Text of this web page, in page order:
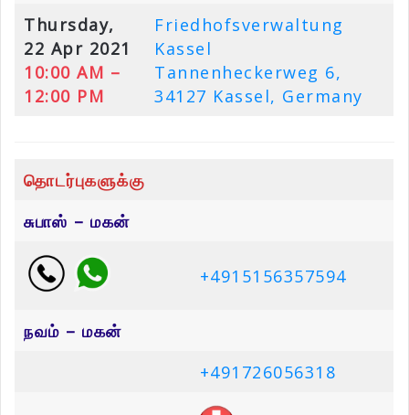
Thursday,
22 Apr 2021
10:00 AM –
12:00 PM
Friedhofsverwaltung
Kassel
Tannenheckerweg 6,
34127 Kassel, Germany
தொடர்புகளுக்கு
சுபாஸ் – மகன்
+4915156357594
நவம் – மகன்
+491726056318